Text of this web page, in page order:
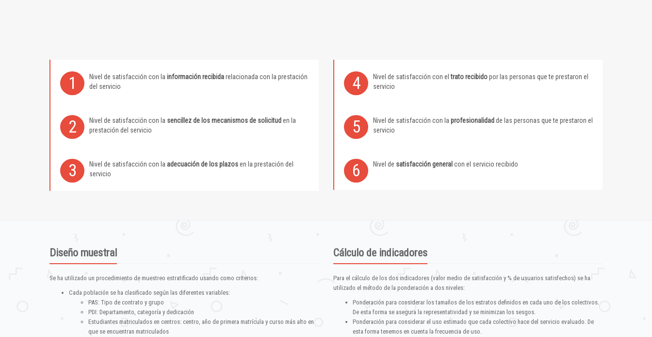
1 Nivel de satisfacción con la información recibidarelacionada con la prestación
del servicio
4 Nivel de satisfacción con eltrato recibidopor las personas que te prestaron el
servicio
2 Nivel de satisfacción con la sencillez de los mecanismos de solicitud en la
prestación del servicio
5 Nivel de satisfacción con la profesionalidad de las personas que te prestaron el
servicio
3 Nivel de satisfacción con la adecuación de los plazosen la prestación del
servicio
6 Nivel de satisfacción general con el servicio recibido
Diseño muestral
Se ha utilizado un procedimiento de muestreo estratificado usando como criterios:
Cada población se ha clasificado según las diferentes variables:
PAS: Tipo de contrato y grupo
PDI: Departamento, categoría y dedicación
Estudiantes matriculados en centros: centro, año de primera matrícula y curso más alto en
que se encuentran matriculados
Cálculo de indicadores
Para el cálculo de los dos indicadores (valor medio de satisfacción y % de usuarios satisfechos) se ha
utilizado el método de la ponderación a dos niveles:
Ponderación para considerar los tamaños de los estratos definidos en cada uno de los colectivos.
De esta forma se asegura la representatividad y se minimizan los sesgos.
Ponderación para considerar el uso estimado que cada colectivo hace del servicio evaluado. De
esta forma tenemos en cuenta la frecuencia de uso.